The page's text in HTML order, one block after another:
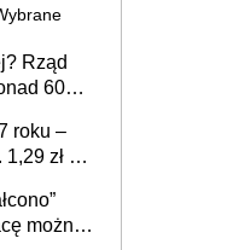
Rząd
60
roku –
zł za
można